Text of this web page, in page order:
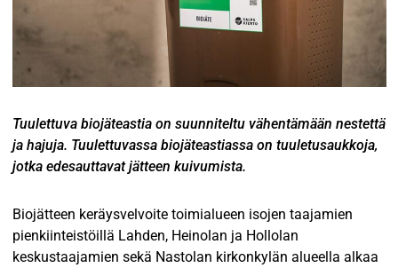
Tuulettuva biojäteastia on suunniteltu vähentämään nestettä
ja hajuja. Tuulettuvassa biojäteastiassa on tuuletusaukkoja,
jotka edesauttavat jätteen kuivumista.
Biojätteen keräysvelvoite toimialueen isojen taajamien
pienkiinteistöillä Lahden, Heinolan ja Hollolan
keskustaajamien sekä Nastolan kirkonkylän alueella alkaa